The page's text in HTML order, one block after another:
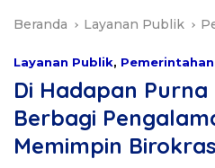
Beranda Layanan Publik
Layanan Publik, Pemerintahan
Di Hadapan
Berbagi
Memimpin